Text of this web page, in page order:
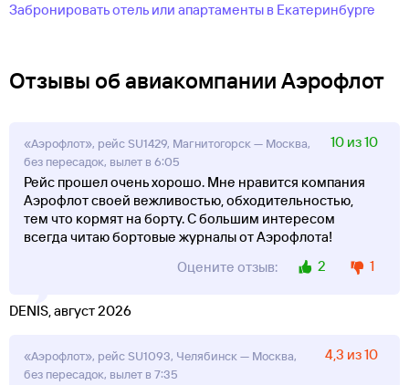
Забронировать отель или апартаменты в Екатеринбурге
Отзывы об авиакомпании Аэрофлот
«Аэрофлот», рейс SU1429, Магнитогорск — Москва,
без пересадок, вылет в 6:05
10 из 10
Рейс прошел очень хорошо. Мне нравится компания
Аэрофлот своей вежливостью, обходительностью,
тем что кормят на борту. С большим интересом
всегда читаю бортовые журналы от Аэрофлота!
Оцените отзыв:
2 1
DENIS, август 2026
«Аэрофлот», рейс SU1093, Челябинск — Москва,
без пересадок, вылет в 7:35
4,3 из 10